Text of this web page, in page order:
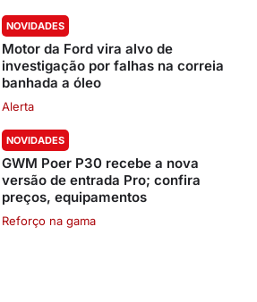
NOVIDADES
Motor da Ford vira alvo de
investigação por falhas na correia
banhada a óleo
Alerta
NOVIDADES
GWM Poer P30 recebe a nova
versão de entrada Pro; confira
preços, equipamentos
Reforço na gama